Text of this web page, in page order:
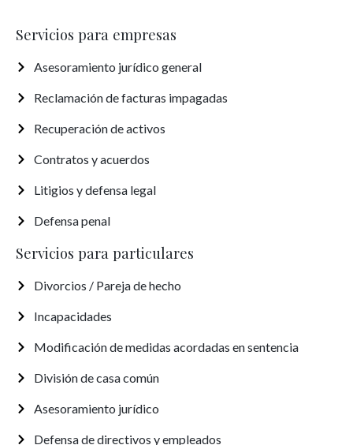
Servicios para empresas
Asesoramiento jurídico general
Reclamación de facturas impagadas
Recuperación de activos
Contratos y acuerdos
Litigios y defensa legal
Defensa penal
Servicios para particulares
Divorcios / Pareja de hecho
Incapacidades
Modificación de medidas acordadas en sentencia
División de casa común
Asesoramiento jurídico
Defensa de directivos y empleados